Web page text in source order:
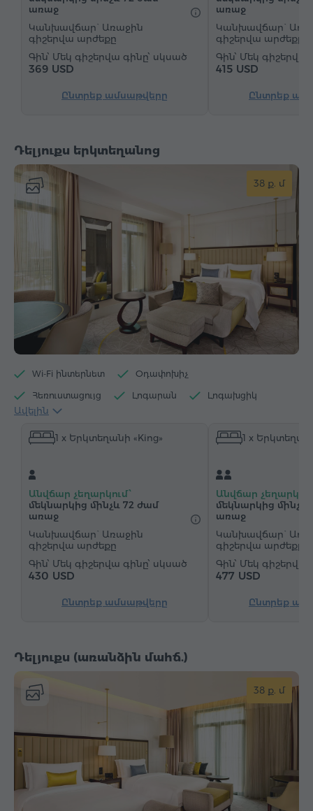
Վարսահարդարիչ Գրասեղան
Հյուրասենյակ Աթոռ
Չհրկիզվող պահարան Հեռախոս
Արբանյակային հեռուստաալիքներ
Արդուկ և սեղան
առաջ
Կանխավճար` Առաջին
գիշերվա արժեքը
Մեկ գիշերվա գինը՝ սկսած
369 USD
Ընտրեք ամսաթվերը
առաջ
Կանխավճար`
գիշերվա արժեքը
Մեկ գիշերվա
415 USD
Ընտրեք
Դելյուքս երկտեղանոց
38 ք. մ
Wi-Fi ինտերնետ Օդափոխիչ
Հեռուստացույց Լոգարան Լոգախցիկ
Մուտք լողավազան
Սրճեփ մեքենա Էլեկտրական թեյնիկ
Սրբիչներ Հողաթափեր
Վարսահարդարիչ Պահարան Գրասեղան
Չհրկիզվող պահարան
Զարթուցիչ "Զանգ-զարթուցիչ" ծառայություն
Ավելին
1 x Երկտեղանի «King»
Անվճար չեղարկում՝
մեկնարկից մինչև 72 ժամ
առաջ
Կանխավճար` Առաջին
գիշերվա արժեքը
Մեկ գիշերվա գինը՝ սկսած
430 USD
Ընտրեք ամսաթվերը
1 x
Անվճար
մեկնարկից մինչև
առաջ
Կանխավճար`
գիշերվա արժեքը
Մեկ գիշերվա
477 USD
Ընտրեք
Դելյուքս (առանձին մահճ.)
38 ք. մ